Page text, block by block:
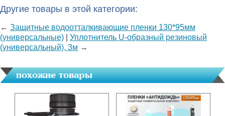
Другие товары в этой категории:
← Защитные водоотталкивающие пленки 130*95мм
(универсальные)
Уплотнитель U-образный резиновый
(универсальный), 3м →
похожие товары